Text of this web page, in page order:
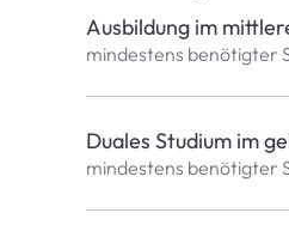
Ausbildung im
mindestens benötigter
Duales Studium im
mindestens benötigter